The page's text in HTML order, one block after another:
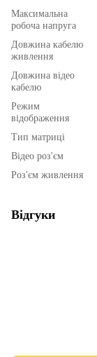
Максимальна
робоча напруга
Довжина кабелю
живлення
Довжина відео
кабелю
Режим
відображення
Тип матриці
Відео роз'єм
Роз'єм живлення
Відгуки